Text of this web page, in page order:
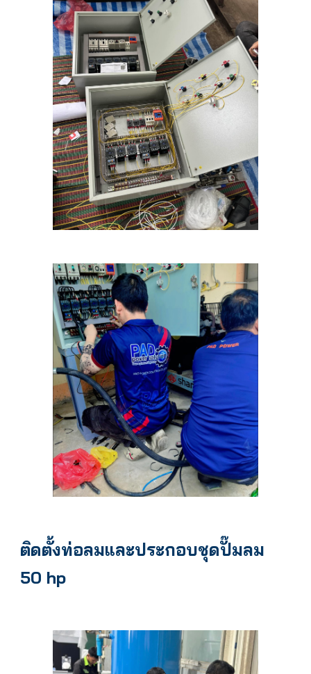
ติดตั้งท่อลมและประกอบชุดปั๊มลม
50 hp